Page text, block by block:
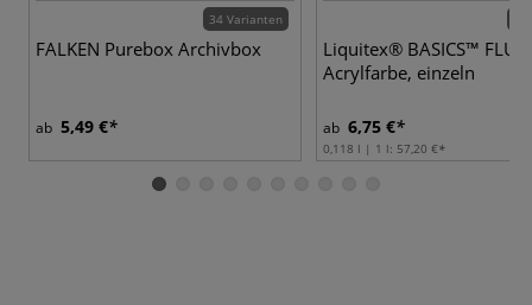
34 Varianten
FALKEN Purebox Archivbox
ab 5,49 €
Liquitex® BASICS™
Acrylfarbe, einzeln
ab 6,75 €
0,118 l | 1 l: 57,20 €